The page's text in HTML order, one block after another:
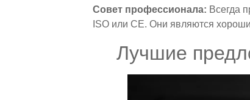
Совет профессионала: Всегда
ISO или CE. Они являются
Лучшие